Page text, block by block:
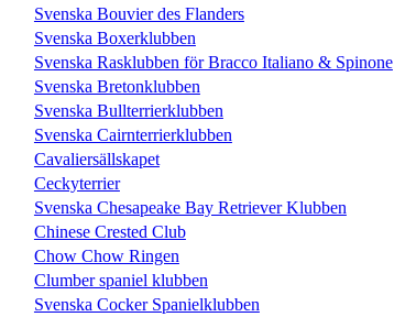
Svenska Bouvier des Flanders
Svenska Boxerklubben
Svenska Rasklubben för Bracco Italiano & Spinone
Svenska Bretonklubben
Svenska Bullterrierklubben
Svenska Cairnterrierklubben
Cavaliersällskapet
Ceckyterrier
Svenska Chesapeake Bay Retriever Klubben
Chinese Crested Club
Chow Chow Ringen
Clumber spaniel klubben
Svenska Cocker Spanielklubben